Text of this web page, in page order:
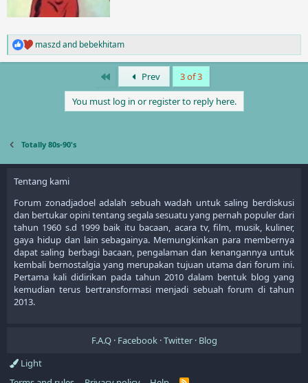
R
e
:
maszdand bebekhitam
Prev
3 of 3
You must log in or register to reply here.
Totally 80s-90's
Tentang kami
Forum zonadjadoel adalah sebuah wadah untuk saling berdiskusi
dan bertukar opini tentang segala sesuatu yang pernah populer dari
tahun 1960 s.d 1999 baik itu bacaan, acara tv, film, musik, kuliner,
gaya hidup dan lain sebagainya. Memungkinkan para membernya
dapat saling berbagi bacaan, pengalaman dan kenangannya untuk
kembali bernostalgia yang merupakan tujuan utama dari forum ini.
Pertama kali didirikan pada tahun 2010 dalam bentuk blog yang
kemudian terus bertransformasi menjadi sebuah forum di tahun
2013.
F.A.Q Facebook Twitter Blog
Light